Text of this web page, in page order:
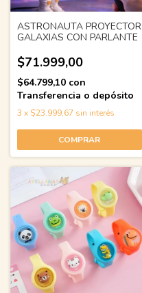
ASTRONAUTA PROYECTOR
GALAXIAS CON PARLANTE
$71.999,00
$64.799,10 con
Transferencia o depósito
3 x $23.999,67 sin interés